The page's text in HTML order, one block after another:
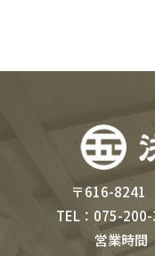
〒616-8241
TEL：075-
営業時